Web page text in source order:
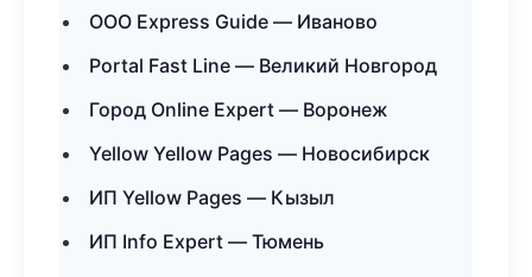
ООО Express Guide — Иваново
Portal Fast Line — Великий Новгород
Город Online Expert — Воронеж
Yellow Yellow Pages — Новосибирск
ИП Yellow Pages — Кызыл
ИП Info Expert — Тюмень